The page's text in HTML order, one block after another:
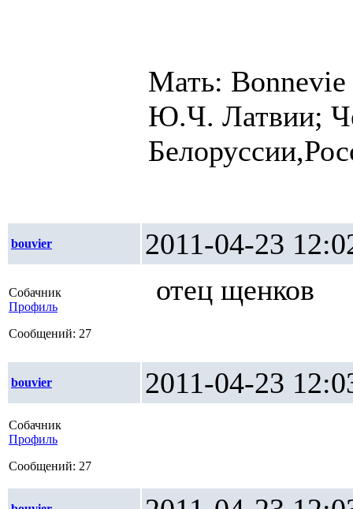
Мать:
Ю.Ч. Латвии;
bouvier 2011-04-23
Собачник
Профиль
Сообщений: 27
отец щенков
bouvier 2011-04-23
Собачник
Профиль
Сообщений: 27